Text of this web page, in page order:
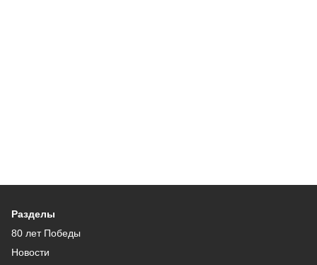
Разделы
80 лет Победы
Новости